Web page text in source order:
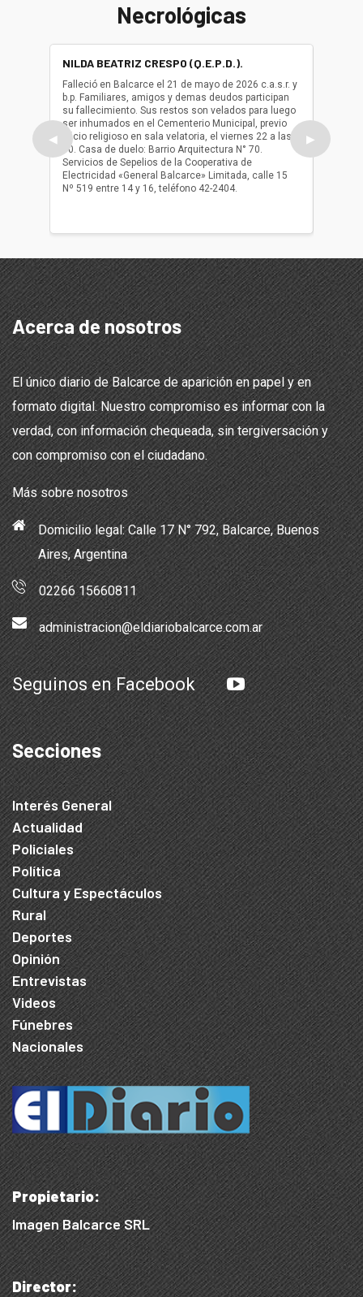
Necrológicas
◀
NILDA BEATRIZ CRESPO (Q.E.P.D.).
Falleció en Balcarce el 21 de mayo de 2026 c.a.s.r. y
b.p. Familiares, amigos y demas deudos participan
su fallecimiento. Sus restos son velados para luego
ser inhumados en el Cementerio Municipal, previo
oficio religioso en sala velatoria, el viernes 22 a las
10. Casa de duelo: Barrio Arquitectura N° 70.
Servicios de Sepelios de la Cooperativa de
Electricidad «General Balcarce» Limitada, calle 15
Nº 519 entre 14 y 16, teléfono 42-2404.
ser
oficio
▶
Acerca de nosotros
El único diario de Balcarce de aparición en papel y en
formato digital. Nuestro compromiso es informar con la
verdad, con información chequeada, sin tergiversación y
con compromiso con el ciudadano.
Más sobre nosotros
Domicilio legal: Calle 17 N° 792, Balcarce, Buenos
Aires, Argentina
02266 15660811
administracion@eldiariobalcarce.com.ar
Seguinos en Facebook
Secciones
Interés General
Actualidad
Policiales
Política
Cultura y Espectáculos
Rural
Deportes
Opinión
Entrevistas
Videos
Fúnebres
Nacionales
Propietario:
Imagen Balcarce SRL
Director: